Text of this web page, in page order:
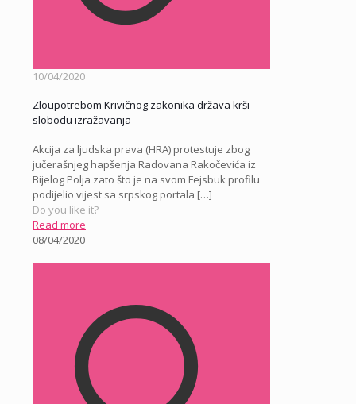
10/04/2020
Zloupotrebom Krivičnog zakonika država krši
slobodu izražavanja
Akcija za ljudska prava (HRA) protestuje zbog
jučerašnjeg hapšenja Radovana Rakočevića iz
Bijelog Polja zato što je na svom Fejsbuk profilu
podijelio vijest sa srpskog portala […]
Do you like it?
Read more
08/04/2020